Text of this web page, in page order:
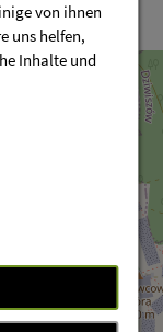
von ihnen
uns helfen,
Inhalte und